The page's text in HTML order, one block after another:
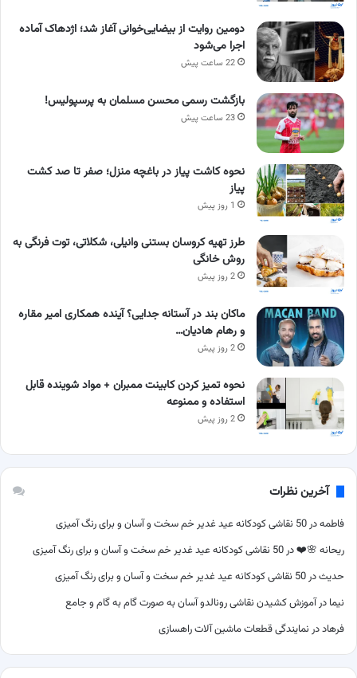
دومین روایت از بیضایی‌خوانی آغاز شد؛ اژدهاک آماده
اجرا می‌شود
22 ساعت پیش
بازگشت رسمی محسن مسلمان به پرسپولیس!
23 ساعت پیش
نحوه کاشت پیاز در باغچه منزل؛ صفر تا صد کشت
پیاز
1 روز پیش
طرز تهیه کروسان بستنی وانیلی، شکلاتی، توت فرنگی به
روش خانگی
2 روز پیش
ماکان بند در آستانه جدایی؟ آینده همکاری امیر مقاره
و رهام هادیان…
2 روز پیش
نحوه تمیز کردن کابینت ممبران + مواد شوینده قابل
استفاده و ممنوعه
2 روز پیش
آخرین نظرات
فاطمهدر 50 نقاشی کودکانه عید غدیر خم سخت و آسان و برای رنگ آمیزی
ریحانه 🌸❤️در 50 نقاشی کودکانه عید غدیر خم سخت و آسان و برای رنگ آمیزی
حدیثدر 50 نقاشی کودکانه عید غدیر خم سخت و آسان و برای رنگ آمیزی
نیما درآموزش کشیدن نقاشی رونالدو آسان به صورت گام به گام و جامع
فرهاددر نمایندگی قطعات ماشین آلات راهسازی